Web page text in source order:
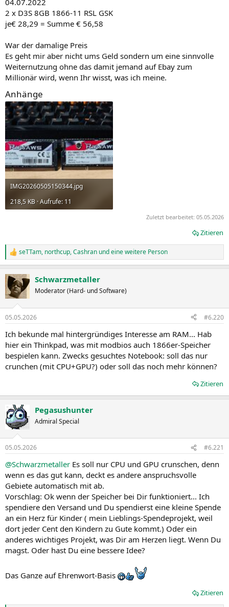
2 x D3S 8GB 1866-11 RSL GSK
je€ 28,29 = Summe € 56,58
War der damalige Preis
Es geht mir aber nicht ums Geld sondern um eine sinnvolle
Weiternutzung ohne das damit jemand auf Ebay zum
Millionär wird, wenn Ihr wisst, was ich meine.
Anhänge
IMG20260505150344.jpg
218,5 KB · Aufrufe: 11
Zuletzt bearbeitet: 05.05.2026
Zitieren
R
e
k
t
i
e
:
seTTam, northcup,Cashran und eine weitere Person
Schwarzmetaller
Moderator (Hard- und Software)
05.05.2026 #6.220
Ich bekunde mal hintergründiges Interesse am RAM... Hab
hier ein Thinkpad, was mit modbios auch 1866er-Speicher
bespielen kann. Zwecks gesuchtes Notebook: soll das nur
crunchen (mit CPU+GPU?) oder soll das noch mehr können?
Zitieren
Pegasushunter
Admiral Special
05.05.2026 #6.221
@Schwarzmetaller Es soll nur CPU und GPU crunschen, denn
wenn es das gut kann, deckt es andere anspruchsvolle
Gebiete automatisch mit ab.
Vorschlag: Ok wenn der Speicher bei Dir funktioniert... Ich
spendiere den Versand und Du spendierst eine kleine Spende
an ein Herz für Kinder ( mein Lieblings-Spendeprojekt, weil
dort jeder Cent den Kindern zu Gute kommt.) Oder ein
anderes wichtiges Projekt, was Dir am Herzen liegt. Wenn Du
magst. Oder hast Du eine bessere Idee?
Das Ganze auf Ehrenwort-Basis
Zitieren